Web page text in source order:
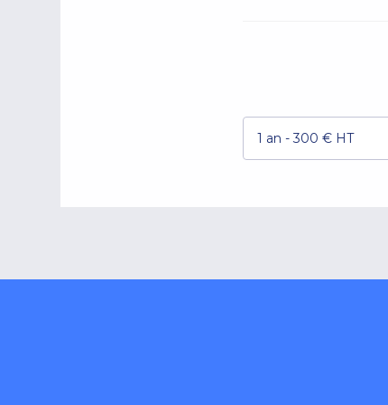
1 an - 300 € HT